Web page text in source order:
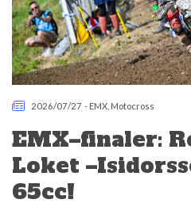
2026/07/27 - EMX Motocross
EMX–finaler:
Loket
65cc!